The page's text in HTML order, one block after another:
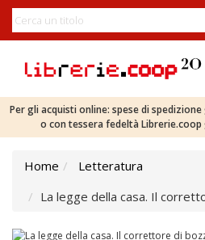
Per gli acquisti online: spese di
o con tessera fedeltà
Home
Letteratura
La legge della casa. Il